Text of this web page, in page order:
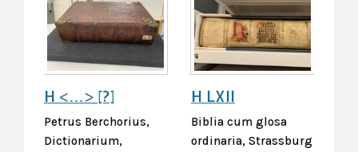
H <…> [?]
Petrus Berchorius,
Dictionarium,
H LXII
Biblia cum glosa
ordinaria, Strassburg